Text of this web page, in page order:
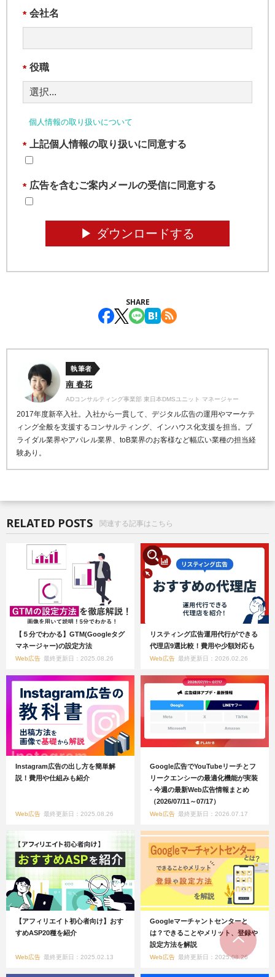
* 会社名
* 役職
個人情報の取り扱いについて
* 上記個人情報の取り扱いに同意する
* 広告を含むご案内メールの受信に同意する
▶︎ ダウンロードする
SHARE
執筆者
南 春花
ADコンサルティング事業部 東日本DMSユニット マネージャー
2017年度新卒入社。入社から一貫して、デジタル広告の運用やマーケテ
ィング全般を支援するコンサルティング、インハウス化支援を担当。ブ
ライダル業界やアパレル業界、toB業界のお客様など幅広い業種の担当経
験あり。
RELATED POSTS 関連する記事はこちら
【５分でわかる】GTM(Googleタグ
マネージャー)の設定方法
Web広告 最終更新日：2025.08.26
リスティング広告運用代行ができる
代理店9選比較！費用や少額対応も
Web広告 最終更新日：2026.02.26
Instagram広告の出し方を簡単解
説！費用や仕組みも紹介
Web広告 最終更新日：2025.08.26
Google広告でYouTubeリーチとフ
リークエンシーの最適化機能が実装
- 今週の最新Web広告情報まとめ
（2026/07/11～07/17）
Web広告 最終更新日：2026.07.17
【アフィリエイト初心者向け】おす
すめASP20種を紹介
Web広告 最終更新日：2025.02.13
Googleマーチャントセンターと
は？できることやメリット、登録や
設定方法を解説
Web広告 最終更新日：2025.08.26